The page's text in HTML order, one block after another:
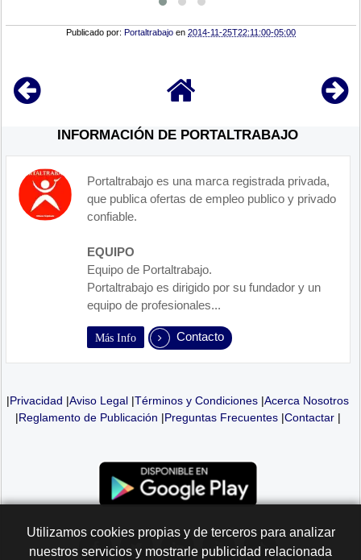
Publicado por:Portaltrabajo en2014-11-25T22:11:00-05:00
INFORMACIÓN DE PORTALTRABAJO
Portaltrabajo es una marca registrada privada,
que publica ofertas de empleo publico y privado
confiable.
EQUIPO
Equipo de Portaltrabajo.
Portaltrabajo es dirigido por su fundador y un
equipo de profesionales...
Más Info Contacto
|Privacidad |Aviso Legal |Términos y Condiciones |Acerca Nosotros
|Reglamento de Publicación |Preguntas Frecuentes|Contactar|
Utilizamos cookies propias y de terceros para analizar
nuestros servicios y mostrarle publicidad relacionada